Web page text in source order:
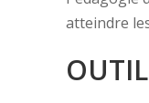
atteindre